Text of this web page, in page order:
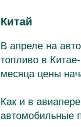
Китай
В апреле на
топливо в
месяца цены
Как и в
автомобильные